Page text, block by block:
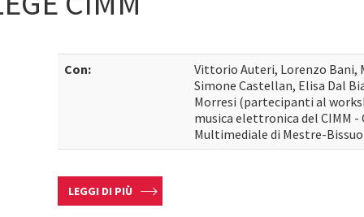
Con:
Vittorio Auteri, Lorenzo Bani,
Simone Castellan, Elisa Dal
Morresi (partecipanti al
musica elettronica del CIMM
Multimediale di Mestre-
LEGGI DI PIÙ